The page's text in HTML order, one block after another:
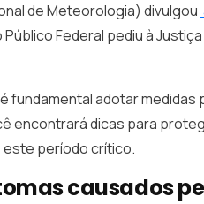
de Meteorologia) divulgou
Público Federal pediu à
fundamental adotar
encontrará dicas para
período crítico.
causados